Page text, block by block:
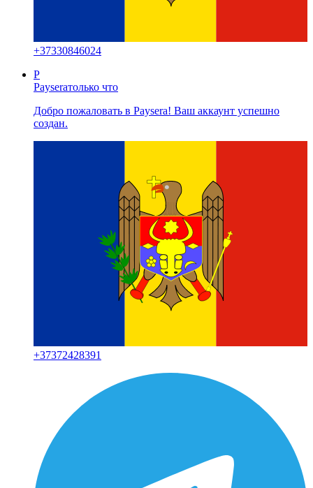
+37330846024
P
Payseraтолько что
Добро пожаловать в Paysera! Ваш аккаунт успешно
создан.
+37372428391